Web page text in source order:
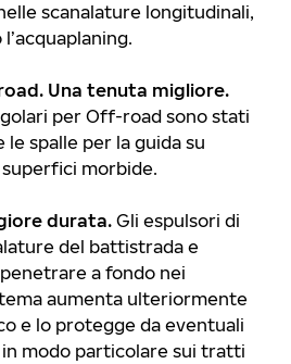
scanalature longitudinali,
Una tenuta migliore.
per Off-road sono stati
spalle per la guida su
morbide.
durata. Gli espulsori di
del battistrada e
a fondo nei
aumenta ulteriormente
e lo protegge da eventuali
modo particolare sui tratti